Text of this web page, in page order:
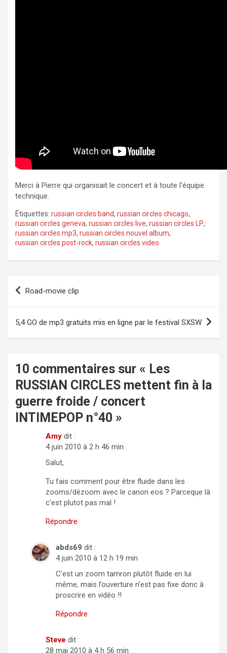
Merci à Pierre qui organisait le concert et à toute l’équipe
technique.
Étiquettes: russian circles band, russian circles chicago,
russian circles geneva, russian circles live, russian circles LP,
russian circles mp3, russian circles nouvel album,
russian circles post-rock, russian circles video
Navigation
Road-movie clip
5,4 GO de mp3 gratuits mis en ligne par le festival SXSW
10 commentaires sur « Les
RUSSIAN CIRCLES mettent fin à la
guerre froide / concert
INTIMEPOP n°40 »
Amy dit :
4 juin 2010 à 2 h 46 min
Salut,
Tu fais comment pour être fluide dans les
zooms/dézoom avec le canon eos ? Parceque là
c’est plutot pas mal !
Répondre
abds69 dit :
4 juin 2010 à 12 h 19 min
C’est un zoom tamron plutôt fluide en lui
même, mais l’ouverture n’est pas fixe donc à
proscrire en vidéo !!
Répondre
Steve dit :
28 mai 2010 à 4 h 56 min